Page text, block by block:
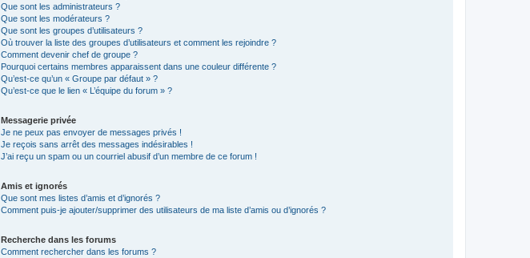
Que sont les administrateurs ?
Que sont les modérateurs ?
Que sont les groupes d’utilisateurs ?
Où trouver la liste des groupes d’utilisateurs et comment les rejoindre ?
Comment devenir chef de groupe ?
Pourquoi certains membres apparaissent dans une couleur différente ?
Qu’est-ce qu’un « Groupe par défaut » ?
Qu’est-ce que le lien « L’équipe du forum » ?
Messagerie privée
Je ne peux pas envoyer de messages privés !
Je reçois sans arrêt des messages indésirables !
J’ai reçu un spam ou un courriel abusif d’un membre de ce forum !
Amis et ignorés
Que sont mes listes d’amis et d’ignorés ?
Comment puis-je ajouter/supprimer des utilisateurs de ma liste d’amis ou d’ignorés ?
Recherche dans les forums
Comment rechercher dans les forums ?